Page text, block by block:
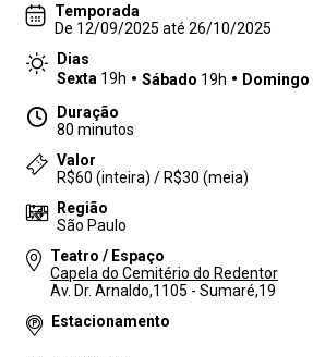
Temporada
De 12/09/2025 até 26/10/2025
Dias
Sexta 19h Sábado 19h Domingo
Duração
80 minutos
Valor
R$60 (inteira) / R$30 (meia)
Região
São Paulo
Teatro / Espaço
Capela do Cemitério do Redentor
Av. Dr. Arnaldo,1105 - Sumaré,19
Estacionamento